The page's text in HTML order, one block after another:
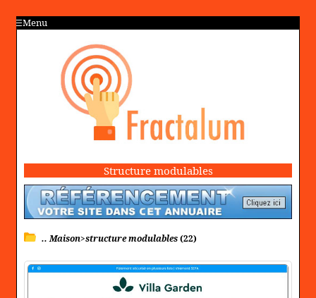
Menu
Structure modulables
.. Maison>structure modulables(22)